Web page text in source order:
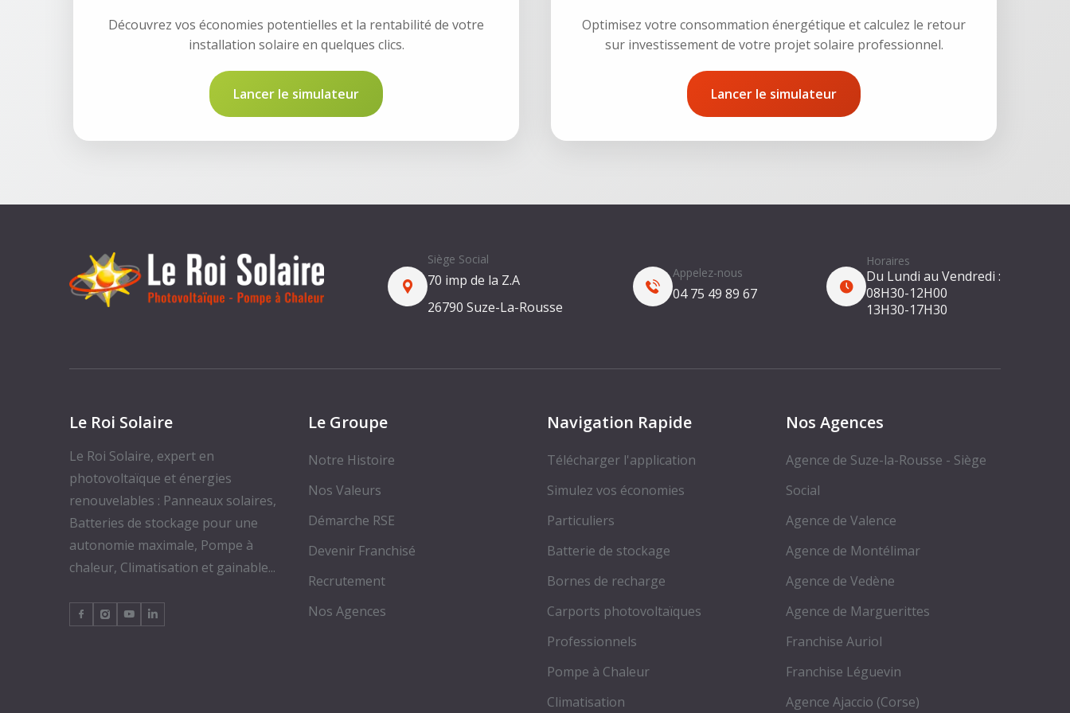
Découvrez vos économies potentielles et la rentabilité de votre
installation solaire en quelques clics.
Lancer le simulateur
Optimisez votre consommation énergétique et calculez le retour
sur investissement de votre projet solaire professionnel.
Lancer le simulateur
Siège Social
70 imp de la Z.A
26790 Suze-La-Rousse
Appelez-nous
04 75 49 89 67
Horaires
Du Lundi au Vendredi :
08H30-12H00
13H30-17H30
Le Roi Solaire
Le Roi Solaire, expert en
photovoltaïque et énergies
renouvelables : Panneaux solaires,
Batteries de stockage pour une
autonomie maximale, Pompe à
chaleur, Climatisation et gainable...
Le Groupe
Notre Histoire
Nos Valeurs
Démarche RSE
Devenir Franchisé
Recrutement
Nos Agences
Navigation Rapide
Télécharger l'application
Simulez vos économies
Particuliers
Batterie de stockage
Bornes de recharge
Carports photovoltaïques
Professionnels
Pompe à Chaleur
Climatisation
Nos Agences
Agence de Suze-la-Rousse - Siège
Social
Agence de Valence
Agence de Montélimar
Agence de Vedène
Agence de Marguerittes
Franchise Auriol
Franchise Léguevin
Agence Ajaccio (Corse)